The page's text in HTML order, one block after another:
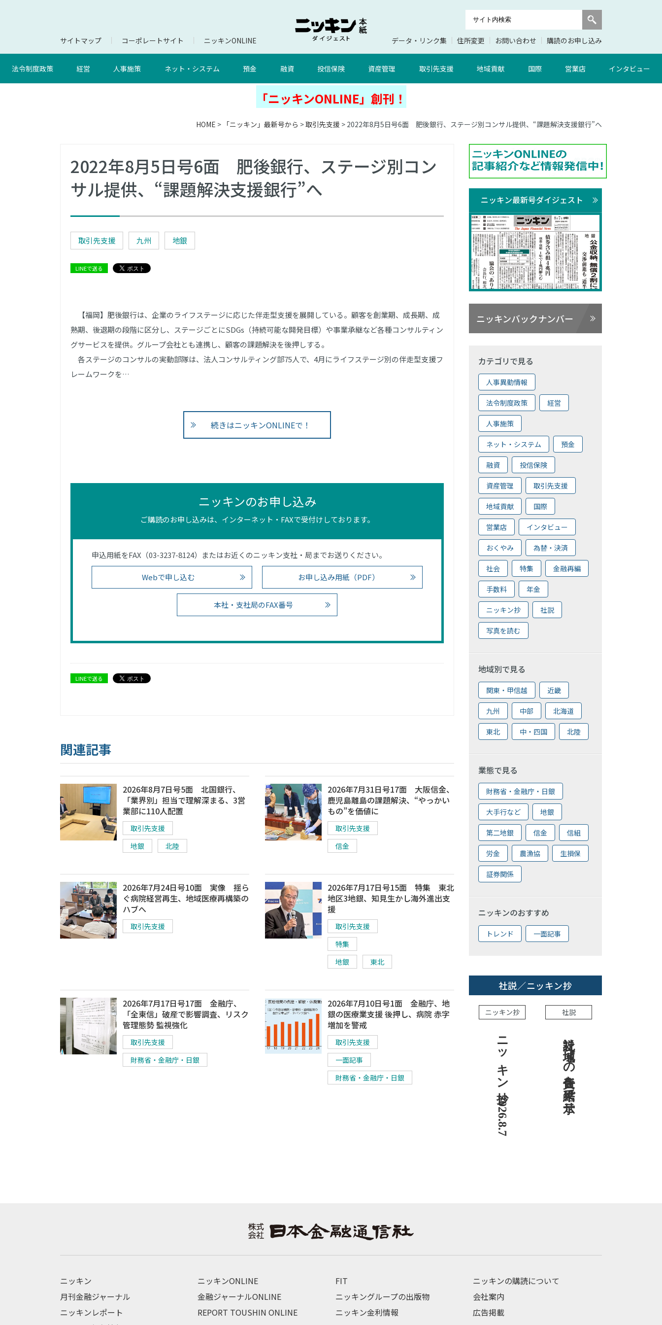
サイトマップ コーポレートサイト ニッキンONLINE データ・リンク集 住所変更 お問い合わせ 購読のお申し込み
法令制度政策 経営 人事施策 ネット・システム 預金 融資 投信保険 資産管理 取引先支援 地域貢献 国際 営業店 インタビュー
「ニッキンONLINE」創刊！
HOME > 「ニッキン」最新号から >取引先支援 > 2022年8月5日号6面 肥後銀行、ステージ別コンサル提供、“課題解決支援銀行”へ
2022年8月5日号6面 肥後銀行、ステージ別コン
サル提供、“課題解決支援銀行”へ
取引先支援 九州 地銀
LINEで送る
【福岡】肥後銀行は、企業のライフステージに応じた伴走型支援を展開している。顧客を創業期、成長期、成
熟期、後退期の段階に区分し、ステージごとにSDGs（持続可能な開発目標）や事業承継など各種コンサルティン
グサービスを提供。グループ会社とも連携し、顧客の課題解決を後押しする。
各ステージのコンサルの実動部隊は、法人コンサルティング部75人で、4月にライフステージ別の伴走型支援フ
レームワークを…
続きはニッキンONLINEで！
ニッキンのお申し込み
ご購読のお申し込みは、インターネット・FAXで受付けしております。
申込用紙をFAX（03-3237-8124）またはお近くのニッキン支社・局までお送りください。
Webで申し込む お申し込み用紙（PDF）
本社・支社局のFAX番号
LINEで送る
関連記事
2026年8月7日号5面 北国銀行、
「業界別」担当で理解深まる、3営
業部に110人配置
取引先支援
地銀
北陸
2026年7月31日号17面 大阪信金、
鹿児島離島の課題解決、“やっかい
もの”を価値に
取引先支援
信金
2026年7月24日号10面 実像 揺ら
ぐ病院経営再生、地域医療再構築の
ハブへ
取引先支援
2026年7月17日号15面 特集 東北
地区3地銀、知見生かし海外進出支
援
取引先支援
特集
地銀
東北
2026年7月17日号17面 金融庁、
「全東信」破産で影響調査、リスク
管理態勢 監視強化
取引先支援
財務省・金融庁・日銀
2026年7月10日号1面 金融庁、地
銀の医療業支援 後押し、病院 赤字
増加を警戒
取引先支援
一面記事
財務省・金融庁・日銀
ニッキン最新号ダイジェスト
ニッキンバックナンバー
カテゴリで見る
人事異動情報
法令制度政策 経営
人事施策
ネット・システム 預金
融資 投信保険
資産管理 取引先支援
地域貢献 国際
営業店 インタビュー
おくやみ 為替・決済
社会 特集 金融再編
手数料 年金
ニッキン抄 社説
写真を読む
地域別で見る
関東・甲信越 近畿
九州 中部 北海道
東北 中・四国 北陸
業態で見る
財務省・金融庁・日銀
大手行など 地銀
第二地銀 信金 信組
労金 農漁協 生損保
証券関係
ニッキンのおすすめ
トレンド 一面記事
社説／ニッキン抄
ニッキン抄
ニッキン抄 2026.8.7
社説
社説 地域への責任を結果で示せ
ニッキン
月刊金融ジャーナル
ニッキンレポート
ニッキンONLINE
金融ジャーナルONLINE
REPORT TOUSHIN ONLINE
FIT
ニッキングループの出版物
ニッキン金利情報
ニッキンの購読について
会社案内
広告掲載